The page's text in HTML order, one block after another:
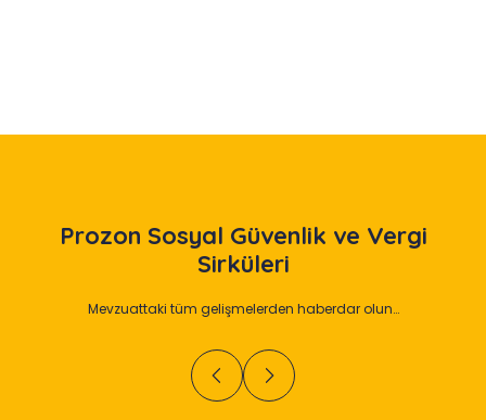
Prozon Sosyal Güvenlik ve Vergi
Sirküleri
Mevzuattaki tüm gelişmelerden haberdar olun…